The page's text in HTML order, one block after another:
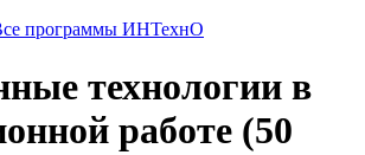
программы ИНТехнО
технологии в
работе (50